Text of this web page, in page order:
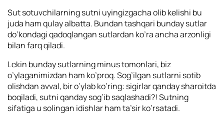
Sut sotuvchilarning sutni uyingizgacha olib kelishi bu
juda ham qulay albatta. Bundan tashqari bunday sutlar
do’kondagi qadoqlangan sutlardan ko’ra ancha arzonligi
bilan farq qiladi.
Lekin bunday sutlarning minus tomonlari, biz
o’ylaganimizdan ham ko’proq. Sog’ilgan sutlarni sotib
olishdan avval, bir o’ylab ko’ring: sigirlar qanday sharoitda
boqiladi, sutni qanday sog’ib saqlashadi?! Sutning
sifatiga u solingan idishlar ham ta’sir ko’rsatadi.